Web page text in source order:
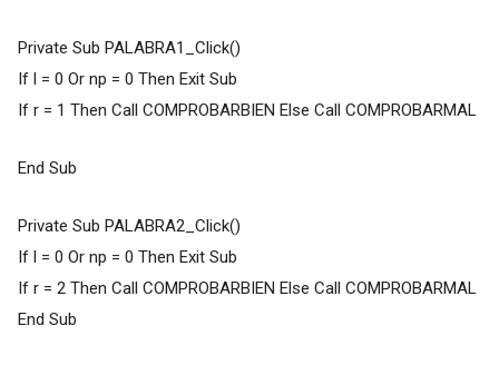
Private Sub PALABRA1_Click()
If l = 0 Or np = 0 Then Exit Sub
If r = 1 Then Call COMPROBARBIEN Else Call COMPROBARMAL
End Sub
Private Sub PALABRA2_Click()
If l = 0 Or np = 0 Then Exit Sub
If r = 2 Then Call COMPROBARBIEN Else Call COMPROBARMAL
End Sub